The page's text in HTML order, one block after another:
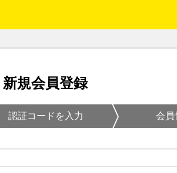
新規会員登録
認証コードを入力 会員